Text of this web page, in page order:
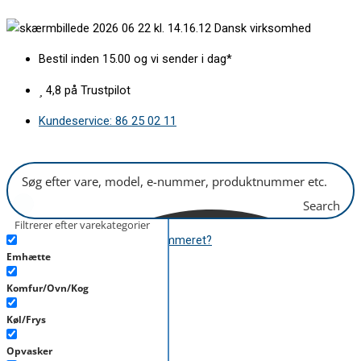
til
Dansk virksomhed
Bestil inden 15.00 og vi sender i dag*
4,8 på Trustpilot
Kundeservice: 86 25 02 11
Search
Filtrerer efter varekategorier
Emhætte
Komfur/Ovn/Kog
Køl/Frys
Opvasker
Hvor finder jeg modelnummeret?
kr.0,00 0 Kurv
B2B
sæt